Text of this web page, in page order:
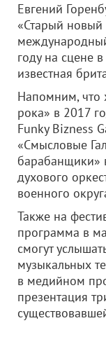
Евгений
«Старый
году на сцене
известная
Напомним, что
рока» в 2017
Funky Bizness
«Смысловые
барабанщики»
духового
военного
Также на
программа в
смогут
музыкальных
в медийном
презентация